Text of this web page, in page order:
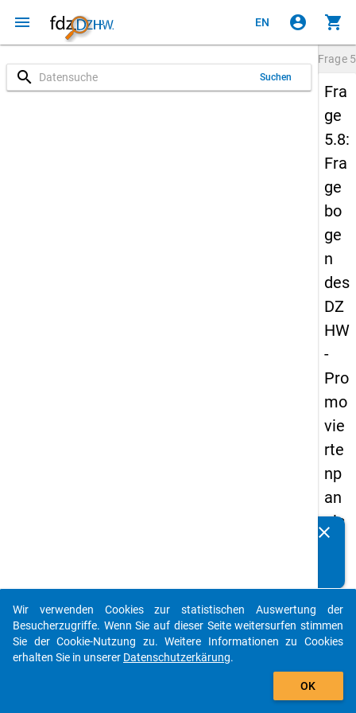
menu EN account_circle shopping_cart
search Suchen
Frage
Fra
ge
5.8:
Fra
ge
bo
ge
n
des
DZ
HW
-
Pro
mo
vie
rte
np
an
els
-
vie
rte
clear
auto_stories
add_shopping_cart
Wir verwenden Cookies zur statistischen Auswertung der
Besucherzugriffe. Wenn Sie auf dieser Seite weitersurfen stimmen
Sie der Cookie-Nutzung zu. Weitere Informationen zu Cookies
erhalten Sie in unserer Datenschutzerkärung.
OK